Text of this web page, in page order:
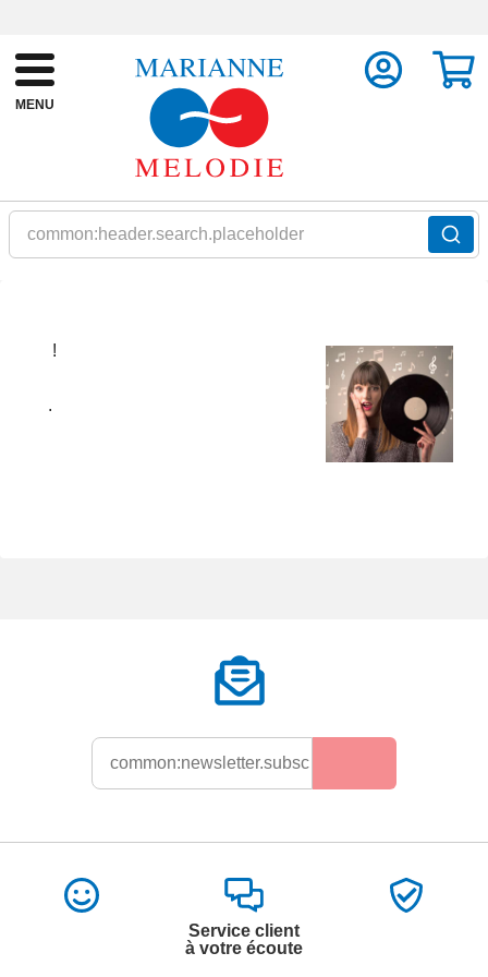
MENU
common:header.search.placeholder
!
.
Service client
à votre écoute